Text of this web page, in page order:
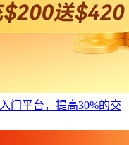
门平台，提高30%的交